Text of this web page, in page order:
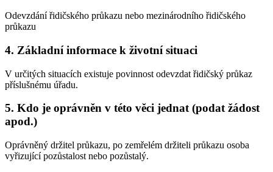
Odevzdání řidičského průkazu nebo mezinárodního řidičského
průkazu
4. Základní informace k životní situaci
V určitých situacích existuje povinnost odevzdat řidičský průkaz
příslušnému úřadu.
5. Kdo je oprávněn v této věci jednat (podat žádost
apod.)
Oprávněný držitel průkazu, po zemřelém držiteli průkazu osoba
vyřizující pozůstalost nebo pozůstalý.